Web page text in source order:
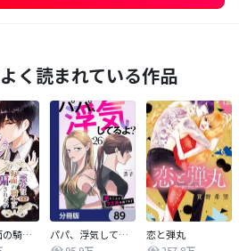
く読まれている作品
悪女は仮面の騎士に騙されない
パパ、浮気してるよ？娘と二人でクズ夫を捨てます【分冊版】
恋と弾丸